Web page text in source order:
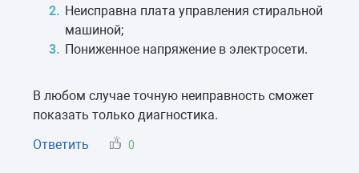
Неисправна плата управления стиральной
машиной;
Пониженное напряжение в электросети.
В любом случае точную неиправность сможет
показать только диагностика.
Ответить
0